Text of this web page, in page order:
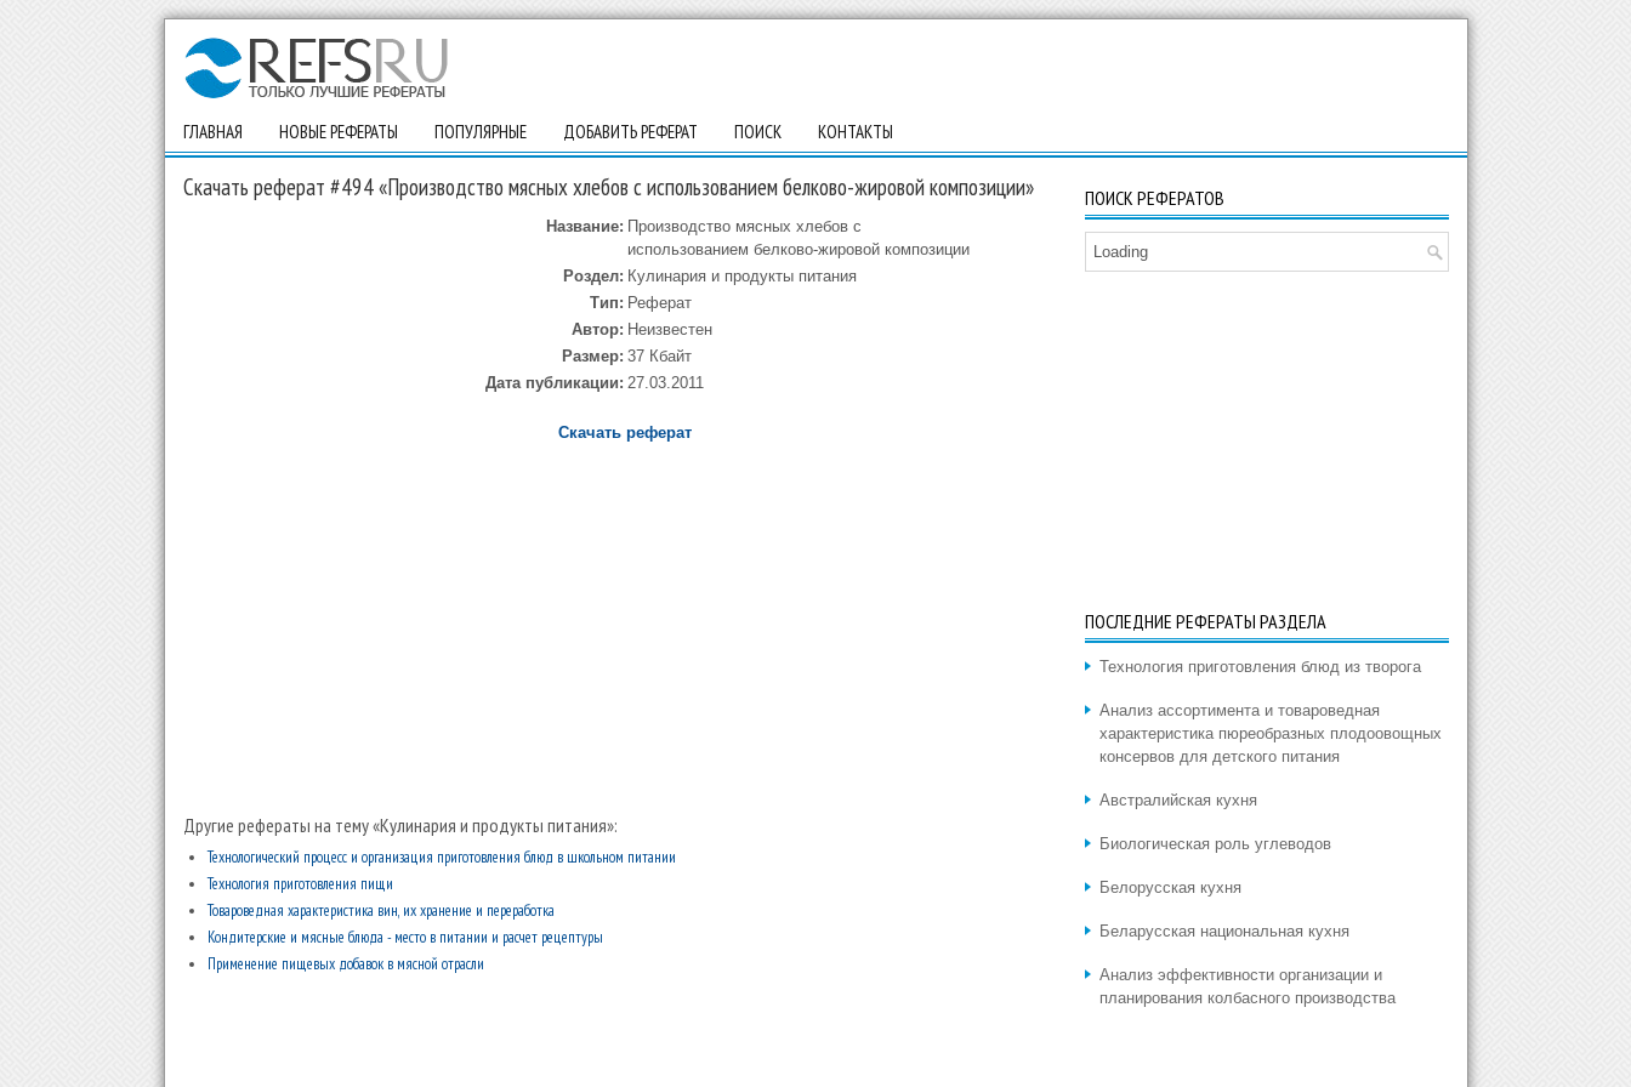
ГЛАВНАЯ НОВЫЕ РЕФЕРАТЫ ПОПУЛЯРНЫЕ ДОБАВИТЬ РЕФЕРАТ ПОИСК КОНТАКТЫ
Скачать реферат #494 «Производство мясных хлебов с использованием белково-жировой композиции»
Название: Производство мясных хлебов с
использованием белково-жировой композиции
Роздел: Кулинария и продукты питания
Тип: Реферат
Автор: Неизвестен
Размер: 37 Кбайт
Дата публикации: 27.03.2011
Скачать реферат
Другие рефераты на тему «Кулинария и продукты питания»:
Технологический процесс и организация приготовления блюд в школьном питании
Технология приготовления пищи
Товароведная характеристика вин, их хранение и переработка
Кондитерские и мясные блюда - место в питании и расчет рецептуры
Применение пищевых добавок в мясной отрасли
ПОИСК РЕФЕРАТОВ
Loading
ПОСЛЕДНИЕ РЕФЕРАТЫ РАЗДЕЛА
Технология приготовления блюд из творога
Анализ ассортимента и товароведная
характеристика пюреобразных плодоовощных
консервов для детского питания
Австралийская кухня
Биологическая роль углеводов
Белорусская кухня
Беларусская национальная кухня
Анализ эффективности организации и
планирования колбасного производства